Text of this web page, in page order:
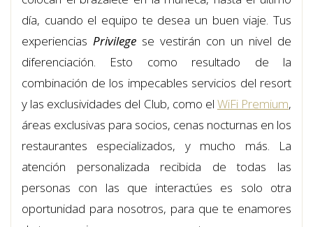
día, cuando el equipo te desea un buen viaje. Tus
experiencias Privilege se vestirán con un nivel de
diferenciación. Esto como resultado de la
combinación de los impecables servicios del resort
y las exclusividades del Club, como el WiFi Premium,
áreas exclusivas para socios, cenas nocturnas en los
restaurantes especializados, y mucho más. La
atención personalizada recibida de todas las
personas con las que interactúes es solo otra
oportunidad para nosotros, para que te enamores